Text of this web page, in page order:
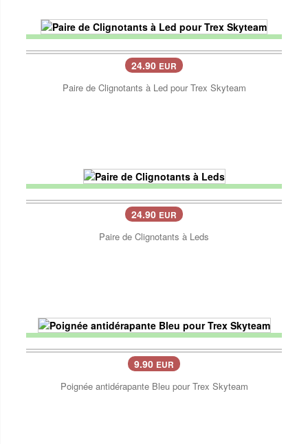
24.90 EUR
Paire de Clignotants à Led pour Trex Skyteam
24.90 EUR
Paire de Clignotants à Leds
9.90 EUR
Poignée antidérapante Bleu pour Trex Skyteam